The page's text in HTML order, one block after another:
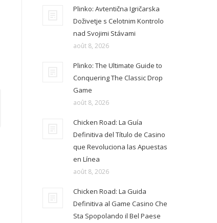
Plinko: Avtentična Igričarska
Doživetje s Celotnim Kontrolo
nad Svojimi Stávami
août 8, 2026
Plinko: The Ultimate Guide to
Conquering The Classic Drop
Game
août 8, 2026
Chicken Road: La Guía
Definitiva del Título de Casino
que Revoluciona las Apuestas
en Línea
août 8, 2026
Chicken Road: La Guida
Definitiva al Game Casino Che
Sta Spopolando il Bel Paese